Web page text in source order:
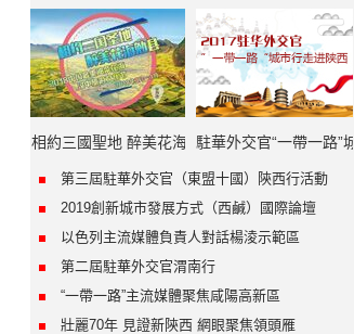
年·“一帶一路”中外記者
大型採訪活動
相約三國聖地 醉美花海
勉縣
駐華外交官“一帶一路”城
市行走進陝西
第三屆駐華外交官（東盟十國）陝西行活動
2019創新城市發展方式（西鹹）國際論壇
以色列主流媒體負責人對話楊淩示範區
第二屆駐華外交官渭南行
“一帶一路”主流媒體聚焦咸陽高新區
壯麗70年 見證新陝西 網眼聚焦領頭雁